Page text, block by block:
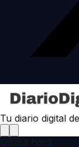
Tu diario digital